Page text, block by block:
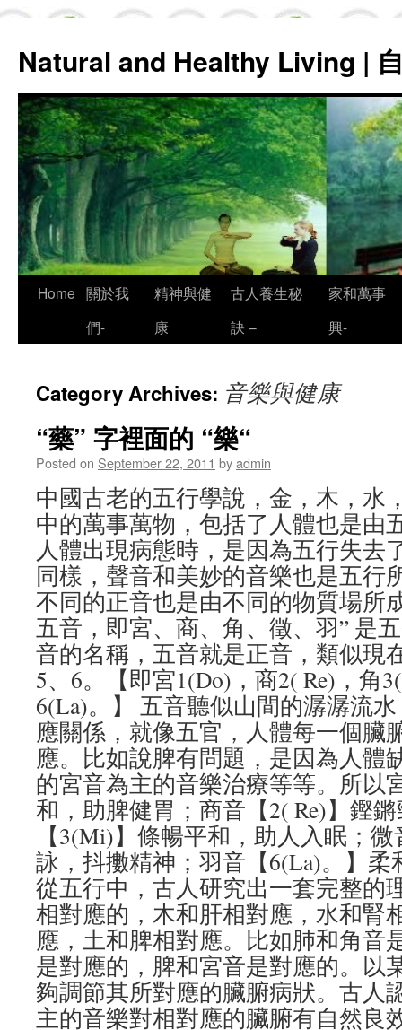
Natural and Healthy Living |
Skip
Home 關於我
們-
精神與健
康
古人養生秘
訣 –
家和萬事
興-
Category Archives: 音樂與健康
“藥” 字裡面的 “樂“
Posted on September 22, 2011 byadmin
中國古老的五行學說，金，木，水
中的萬事萬物，包括了人體也是由
人體出現病態時，是因為五行失去
同樣，聲音和美妙的音樂也是五行
不同的正音也是由不同的物質場所
五音，即宮、商、角、徵、羽” 是
音的名稱，五音就是正音，類似現
5、6。【即宮1(Do)，商2( Re)，角
6(La)。】 五音聽似山間的潺潺流
應關係，就像五官，人體每一個臟
應。比如說脾有問題，是因為人體
的宮音為主的音樂治療等等。所以
和，助脾健胃；商音【2( Re)】鏗
【3(Mi)】條暢平和，助人入眠；
詠，抖擻精神；羽音【6(La)。】
從五行中，古人研究出一套完整的
相對應的，木和肝相對應，水和腎
應，土和脾相對應。比如肺和角音
是對應的，脾和宮音是對應的。以
夠調節其所對應的臟腑病狀。古人
主的音樂對相對應的臟腑有自然良